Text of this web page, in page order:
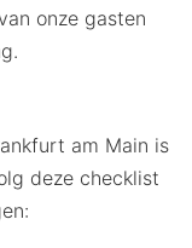
onze gasten
am Main is
deze checklist